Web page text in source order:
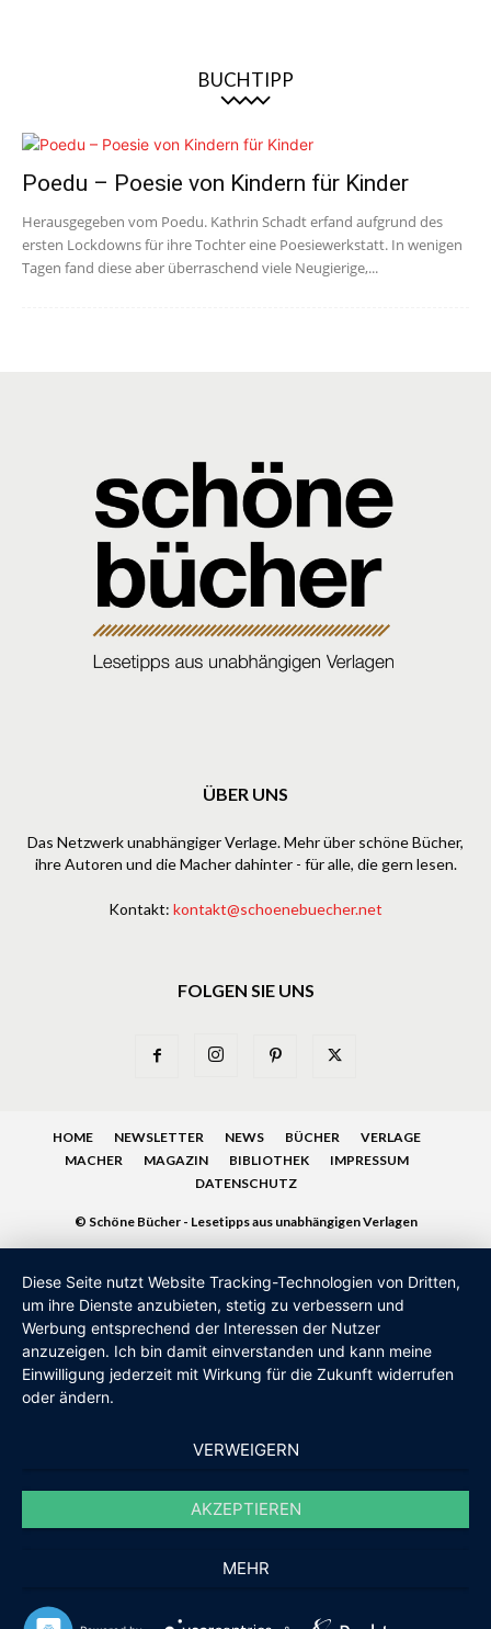
BUCHTIPP
Poedu – Poesie von Kindern für Kinder
Herausgegeben vom Poedu. Kathrin Schadt erfand aufgrund des
ersten Lockdowns für ihre Tochter eine Poesiewerkstatt. In wenigen
Tagen fand diese aber überraschend viele Neugierige,...
ÜBER UNS
Das Netzwerk unabhängiger Verlage. Mehr über schöne Bücher,
ihre Autoren und die Macher dahinter - für alle, die gern lesen.
Kontakt: kontakt@schoenebuecher.net
FOLGEN SIE UNS
HOME NEWSLETTER NEWS BÜCHER
VERLAGE
MACHER
MAGAZIN BIBLIOTHEK
IMPRESSUM
DATENSCHUTZ
© Schöne Bücher - Lesetipps aus unabhängigen Verlagen
Diese Seite nutzt Website Tracking-Technologien von Dritten,
um ihre Dienste anzubieten, stetig zu verbessern und
Werbung entsprechend der Interessen der Nutzer
anzuzeigen. Ich bin damit einverstanden und kann meine
Einwilligung jederzeit mit Wirkung für die Zukunft widerrufen
oder ändern.
VERWEIGERN
AKZEPTIEREN
MEHR